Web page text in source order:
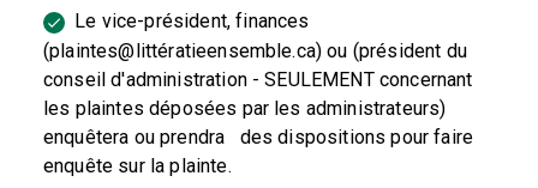
Le vice-président, finances
(plaintes@littératieensemble.ca) ou (président du
conseil d'administration - SEULEMENT concernant
les plaintes déposées par les administrateurs)
enquêtera ou prendra des dispositions pour faire
enquête sur la plainte.